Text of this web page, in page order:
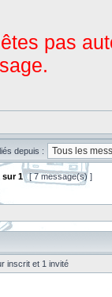
pas
depuis :
sur1 [ 7 message(s) ]
inscrit et 1 invité